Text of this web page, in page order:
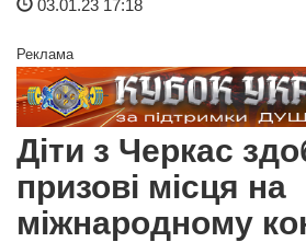
03.01.23 17:18
Реклама
Діти з Черкас
призові місця на
міжнародному